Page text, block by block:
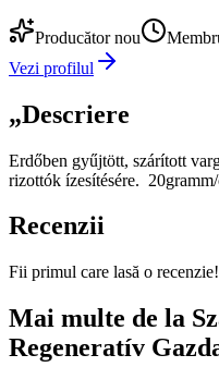
Producător nou
Vezi profilul
„Descriere
Erdőben gyűjtött, szárított
rizottók ízesítésére.
Recenzii
Fii primul care lasă o recenzie!
Mai multe de la
Regeneratív